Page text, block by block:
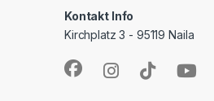
Kontakt Info
Kirchplatz 3 - 95119 Naila